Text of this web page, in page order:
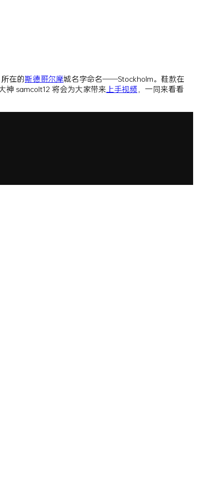
所在的斯德哥尔摩城名字命名——Stockholm。鞋款在
神 samcolt12 将会为大家带来 上手视频 ，一同来看看